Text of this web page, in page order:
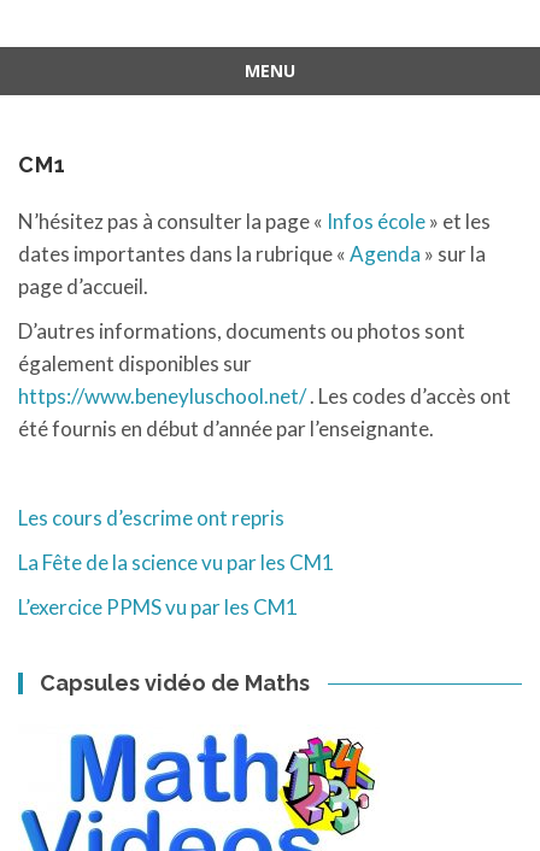
MENU
contenu
CM1
N’hésitez pas à consulter la page « Infos école» et les
dates importantes dans la rubrique «Agenda » sur la
page d’accueil.
D’autres informations, documents ou photos sont
également disponibles sur
https://www.beneyluschool.net/. Les codes d’accès ont
été fournis en début d’année par l’enseignante.
Les cours d’escrime ont repris
La Fête de la science vu par les CM1
L’exercice PPMS vu par les CM1
Capsules vidéo de Maths